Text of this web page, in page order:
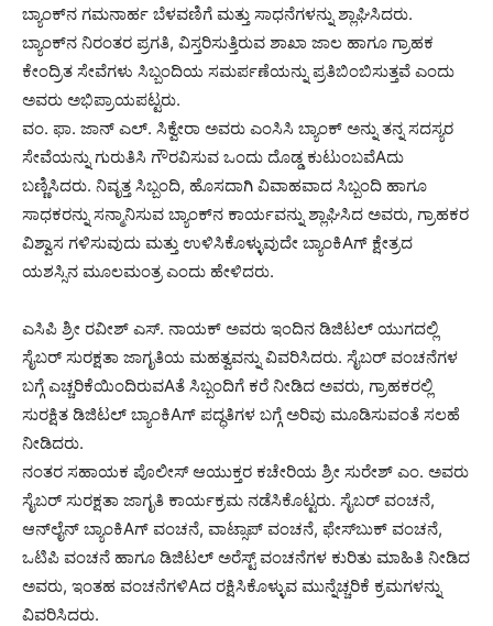
ಬ್ಯಾಂಕ್‌ನ ಗಮನಾರ್ಹ ಬೆಳವಣಿಗೆ ಮತ್ತು ಸಾಧನೆಗಳನ್ನು ಶ್ಲಾಘಿಸಿದರು.
ಬ್ಯಾಂಕ್‌ನ ನಿರಂತರ ಪ್ರಗತಿ, ವಿಸ್ತರಿಸುತ್ತಿರುವ ಶಾಖಾ ಜಾಲ ಹಾಗೂ ಗ್ರಾಹಕ
ಕೇಂದ್ರಿತ ಸೇವೆಗಳು ಸಿಬ್ಬಂದಿಯ ಸಮರ್ಪಣೆಯನ್ನು ಪ್ರತಿಬಿಂಬಿಸುತ್ತವೆ ಎಂದು
ಅವರು ಅಭಿಪ್ರಾಯಪಟ್ಟರು.
ವಂ. ಫಾ. ಜಾನ್ ಎಲ್. ಸಿಕ್ವೇರಾ ಅವರು ಎಂಸಿಸಿ ಬ್ಯಾಂಕ್ ಅನ್ನು ತನ್ನ ಸದಸ್ಯರ
ಸೇವೆಯನ್ನು ಗುರುತಿಸಿ ಗೌರವಿಸುವ ಒಂದು ದೊಡ್ಡ ಕುಟುಂಬವೆAದು
ಬಣ್ಣಿಸಿದರು. ನಿವೃತ್ತ ಸಿಬ್ಬಂದಿ, ಹೊಸದಾಗಿ ವಿವಾಹವಾದ ಸಿಬ್ಬಂದಿ ಹಾಗೂ
ಸಾಧಕರನ್ನು ಸನ್ಮಾನಿಸುವ ಬ್ಯಾಂಕ್‌ನ ಕಾರ್ಯವನ್ನು ಶ್ಲಾಘಿಸಿದ ಅವರು, ಗ್ರಾಹಕರ
ವಿಶ್ವಾಸ ಗಳಿಸುವುದು ಮತ್ತು ಉಳಿಸಿಕೊಳ್ಳುವುದೇ ಬ್ಯಾಂಕಿAಗ್ ಕ್ಷೇತ್ರದ
ಯಶಸ್ಸಿನ ಮೂಲಮಂತ್ರ ಎಂದು ಹೇಳಿದರು.
ಎಸಿಪಿ ಶ್ರೀ ರವೀಶ್ ಎಸ್. ನಾಯಕ್ ಅವರು ಇಂದಿನ ಡಿಜಿಟಲ್ ಯುಗದಲ್ಲಿ
ಸೈಬರ್ ಸುರಕ್ಷತಾ ಜಾಗೃತಿಯ ಮಹತ್ವವನ್ನು ವಿವರಿಸಿದರು. ಸೈಬರ್ ವಂಚನೆಗಳ
ಬಗ್ಗೆ ಎಚ್ಚರಿಕೆಯಿಂದಿರುವAತೆ ಸಿಬ್ಬಂದಿಗೆ ಕರೆ ನೀಡಿದ ಅವರು, ಗ್ರಾಹಕರಲ್ಲಿ
ಸುರಕ್ಷಿತ ಡಿಜಿಟಲ್ ಬ್ಯಾಂಕಿAಗ್ ಪದ್ಧತಿಗಳ ಬಗ್ಗೆ ಅರಿವು ಮೂಡಿಸುವಂತೆ ಸಲಹೆ
ನೀಡಿದರು.
ನಂತರ ಸಹಾಯಕ ಪೊಲೀಸ್ ಆಯುಕ್ತರ ಕಚೇರಿಯ ಶ್ರೀ ಸುರೇಶ್ ಎಂ. ಅವರು
ಸೈಬರ್ ಸುರಕ್ಷತಾ ಜಾಗೃತಿ ಕಾರ್ಯಕ್ರಮ ನಡೆಸಿಕೊಟ್ಟರು. ಸೈಬರ್ ವಂಚನೆ,
ಆನ್‌ಲೈನ್ ಬ್ಯಾಂಕಿAಗ್ ವಂಚನೆ, ವಾಟ್ಸಾಪ್ ವಂಚನೆ, ಫೇಸ್‌ಬುಕ್ ವಂಚನೆ,
ಒಟಿಪಿ ವಂಚನೆ ಹಾಗೂ ಡಿಜಿಟಲ್ ಅರೆಸ್ಟ್ ವಂಚನೆಗಳ ಕುರಿತು ಮಾಹಿತಿ ನೀಡಿದ
ಅವರು, ಇಂತಹ ವಂಚನೆಗಳಿAದ ರಕ್ಷಿಸಿಕೊಳ್ಳುವ ಮುನ್ನೆಚ್ಚರಿಕೆ ಕ್ರಮಗಳನ್ನು
ವಿವರಿಸಿದರು.